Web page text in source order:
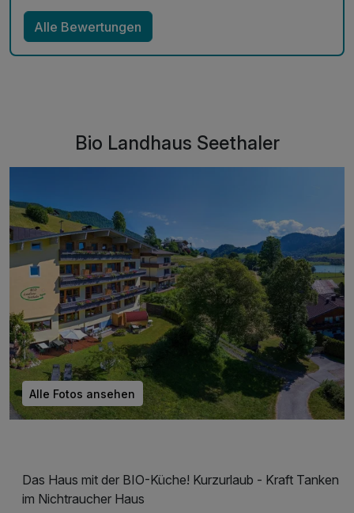
Alle Bewertungen
Bio Landhaus Seethaler
Alle Fotos ansehen
Das Haus mit der BIO-Küche! Kurzurlaub - Kraft Tanken
im Nichtraucher Haus